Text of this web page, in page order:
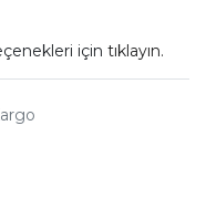
için tıklayın.